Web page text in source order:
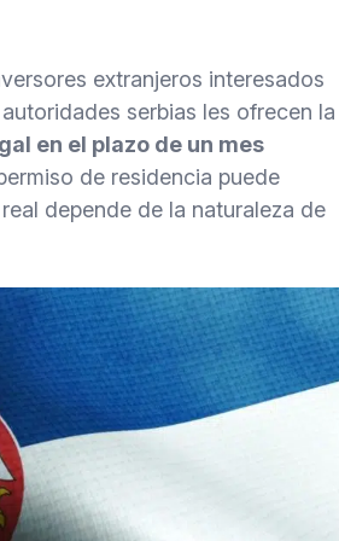
extranjeros interesados
serbias les ofrecen la
en el plazo de un mes
de residencia puede
depende de la naturaleza de